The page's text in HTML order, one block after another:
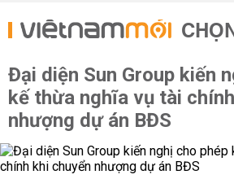
Đại diện Sun Group kiến
kế thừa nghĩa vụ tài
nhượng dự án BĐS